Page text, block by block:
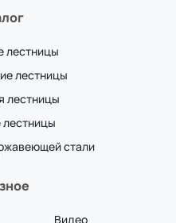
лестницы
лестницы
лестницы
стали
Видео